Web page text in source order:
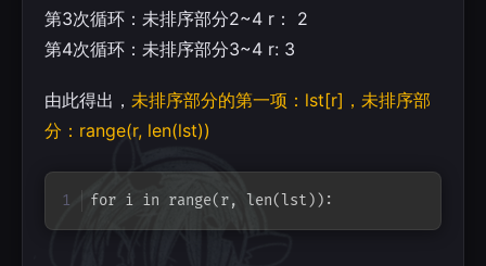
第3次循环：未排序部分2~4 r： 2
第4次循环：未排序部分3~4 r: 3
由此得出， 未排序部分的第一项：lst[r]，未排序部
分：range(r, len(lst))
for i in range(r, len(lst)):